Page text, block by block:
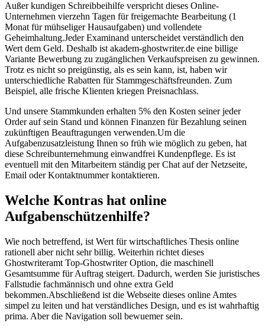
Außer kundigen Schreibbeihilfe verspricht dieses Online-
Unternehmen vierzehn Tagen für freigemachte Bearbeitung (1
Monat für mühseliger Hausaufgaben) und vollendete
Geheimhaltung.Jeder Examinand unterscheidet verständlich den
Wert dem Geld. Deshalb ist akadem-ghostwriter.de eine billige
Variante Bewerbung zu zugänglichen Verkaufspreisen zu gewinnen.
Trotz es nicht so preigünstig, als es sein kann, ist, haben wir
unterschiedliche Rabatten für Stammgeschäftsfreunden. Zum
Beispiel, alle frische Klienten kriegen Preisnachlass.
Und unsere Stammkunden erhalten 5% den Kosten seiner jeder
Order auf sein Stand und können Finanzen für Bezahlung seinen
zukünftigen Beauftragungen verwenden.Um die
Aufgabenzusatzleistung Ihnen so früh wie möglich zu geben, hat
diese Schreibunternehmung einwandfrei Kundenpflege. Es ist
eventuell mit den Mitarbeitern ständig per Chat auf der Netzseite,
Email oder Kontaktnummer kontaktieren.
Welche Kontras hat online
Aufgabenschützenhilfe?
Wie noch betreffend, ist Wert für wirtschaftliches Thesis online
rationell aber nicht sehr billig. Weiterhin richtet dieses
Ghostwriteramt Top-Ghostwriter Option, die maschinell
Gesamtsumme für Auftrag steigert. Dadurch, werden Sie juristisches
Fallstudie fachmännisch und ohne extra Geld
bekommen.Abschließend ist die Webseite dieses online Amtes
simpel zu leiten und hat verständliches Design, und es ist wahrhaftig
prima. Aber die Navigation soll bewuemer sein.